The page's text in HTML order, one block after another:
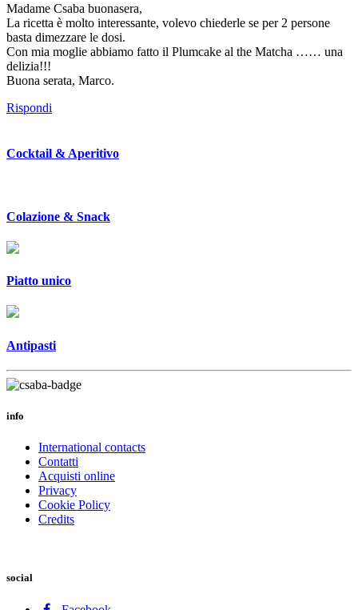
Madame Csaba buonasera,
La ricetta è molto interessante, volevo chiederle se per 2 persone
basta dimezzare le dosi.
Con mia moglie abbiamo fatto il Plumcake al the Matcha …… una
delizia!!!
Buona serata, Marco.
Rispondi
Cocktail & Aperitivo
Colazione & Snack
Piatto unico
Antipasti
info
International contacts
Contatti
Acquisti online
Privacy
Cookie Policy
Credits
social